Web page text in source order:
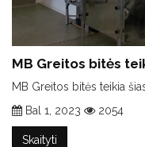
MB Greitos bitės
MB Greitos bitės teikia
Bal 1, 2023
2054
Skaityti